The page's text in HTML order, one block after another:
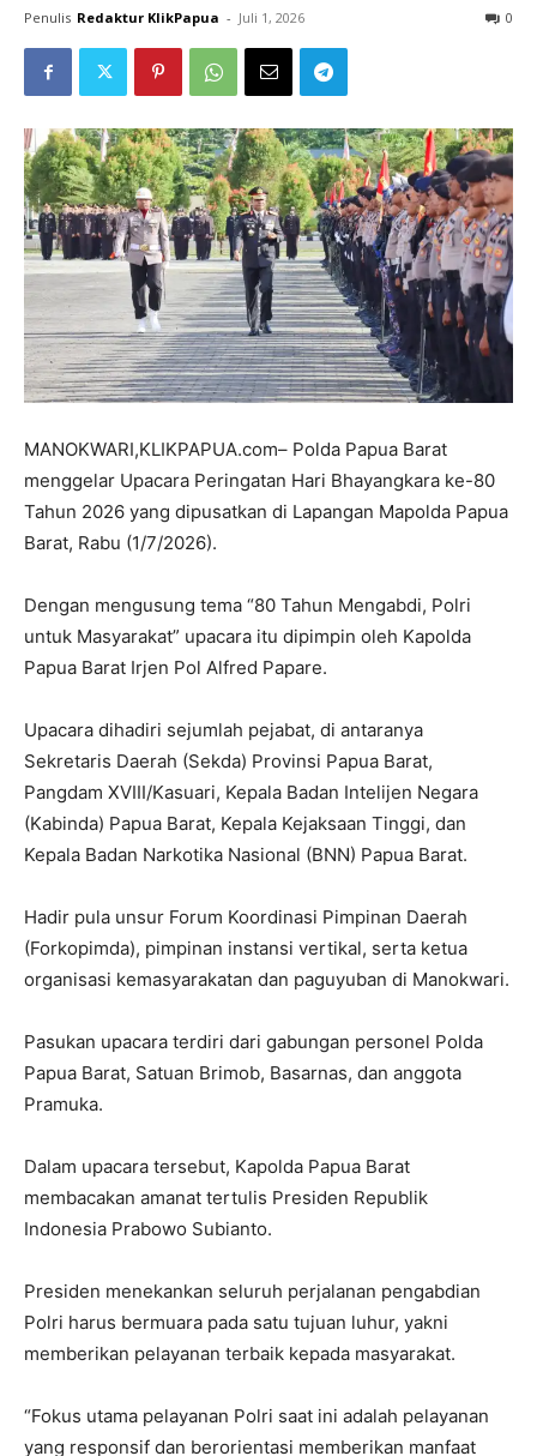
Penulis Redaktur KlikPapua - Juli 1, 2026 0
MANOKWARI,KLIKPAPUA.com– Polda Papua Barat
menggelar Upacara Peringatan Hari Bhayangkara ke-80
Tahun 2026 yang dipusatkan di Lapangan Mapolda Papua
Barat, Rabu (1/7/2026).
Dengan mengusung tema “80 Tahun Mengabdi, Polri
untuk Masyarakat” upacara itu dipimpin oleh Kapolda
Papua Barat Irjen Pol Alfred Papare.
Upacara dihadiri sejumlah pejabat, di antaranya
Sekretaris Daerah (Sekda) Provinsi Papua Barat,
Pangdam XVIII/Kasuari, Kepala Badan Intelijen Negara
(Kabinda) Papua Barat, Kepala Kejaksaan Tinggi, dan
Kepala Badan Narkotika Nasional (BNN) Papua Barat.
Hadir pula unsur Forum Koordinasi Pimpinan Daerah
(Forkopimda), pimpinan instansi vertikal, serta ketua
organisasi kemasyarakatan dan paguyuban di Manokwari.
Pasukan upacara terdiri dari gabungan personel Polda
Papua Barat, Satuan Brimob, Basarnas, dan anggota
Pramuka.
Dalam upacara tersebut, Kapolda Papua Barat
membacakan amanat tertulis Presiden Republik
Indonesia Prabowo Subianto.
Presiden menekankan seluruh perjalanan pengabdian
Polri harus bermuara pada satu tujuan luhur, yakni
memberikan pelayanan terbaik kepada masyarakat.
“Fokus utama pelayanan Polri saat ini adalah pelayanan
yang responsif dan berorientasi memberikan manfaat